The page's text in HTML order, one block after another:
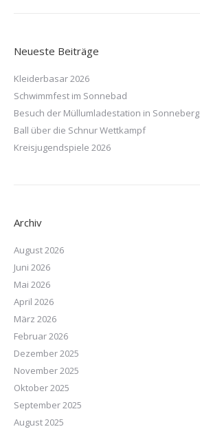
Neueste Beiträge
Kleiderbasar 2026
Schwimmfest im Sonnebad
Besuch der Müllumladestation in Sonneberg
Ball über die Schnur Wettkampf
Kreisjugendspiele 2026
Archiv
August 2026
Juni 2026
Mai 2026
April 2026
März 2026
Februar 2026
Dezember 2025
November 2025
Oktober 2025
September 2025
August 2025